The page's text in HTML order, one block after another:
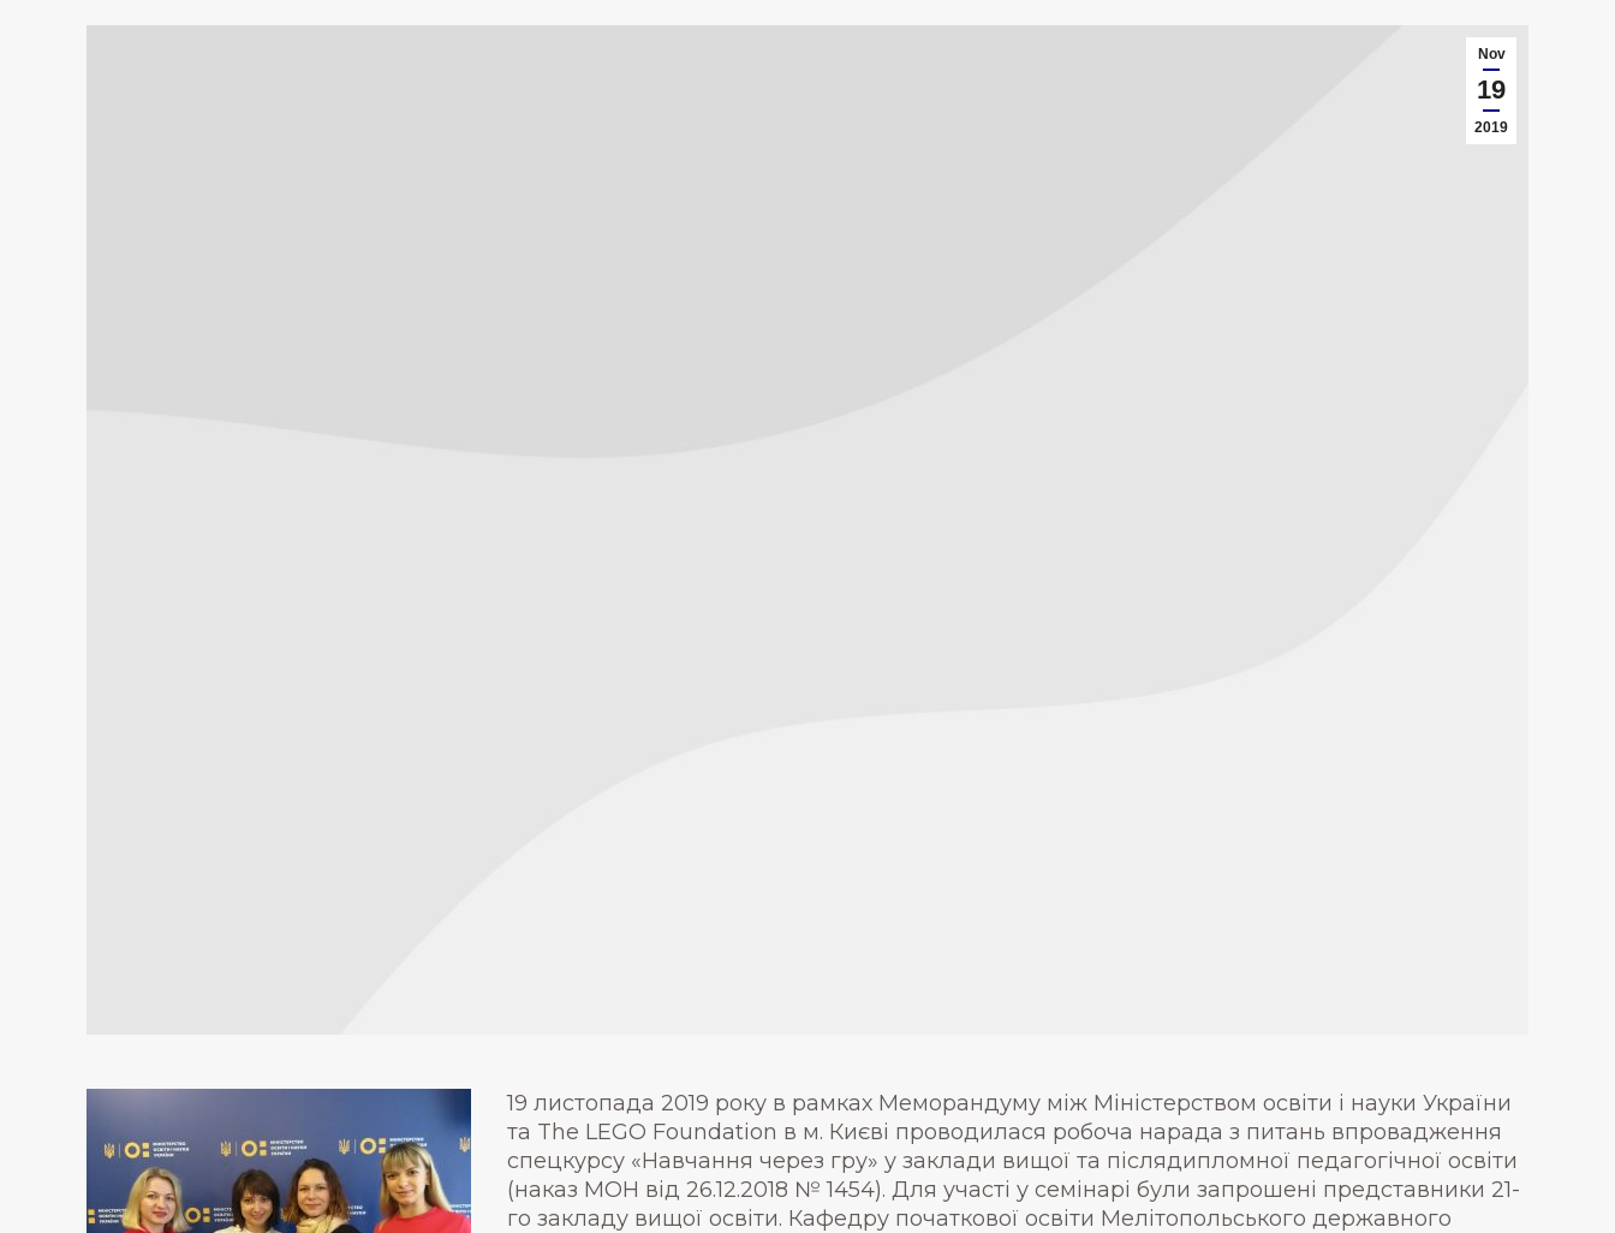
Nov
19
2019
19 листопада 2019 року в рамках Меморандуму між Міністерством освіти і науки України
та The LEGO Foundation в м. Києві проводилася робоча нарада з питань впровадження
спецкурсу «Навчання через гру» у заклади вищої та післядипломної педагогічної освіти
(наказ МОН від 26.12.2018 № 1454). Для участі у семінарі були запрошені представники 21-
го закладу вищої освіти. Кафедру початкової освіти Мелітопольського державного